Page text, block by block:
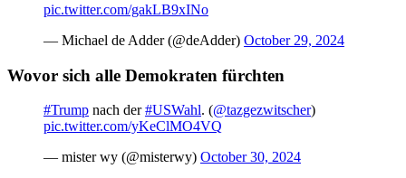
pic.twitter.com/gakLB9xINo
— Michael de Adder (@deAdder) October 29, 2024
Wovor sich alle Demokraten fürchten
#Trump nach der#USWahl. (@tazgezwitscher)
pic.twitter.com/yKeClMO4VQ
— mister wy (@misterwy) October 30, 2024